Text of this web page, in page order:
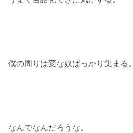
僕の周りは変な奴ばっかり集まる。
なんでなんだろうな。